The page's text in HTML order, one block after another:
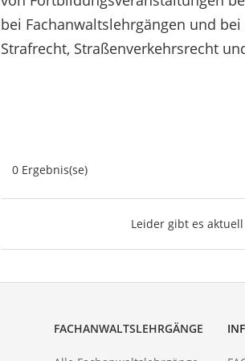
bei Fachanwaltslehrgängen und
Strafrecht, Straßenverkehrsrecht
0 Ergebnis(se)
Leider gibt es
FACHANWALTSLEHRGÄNGE